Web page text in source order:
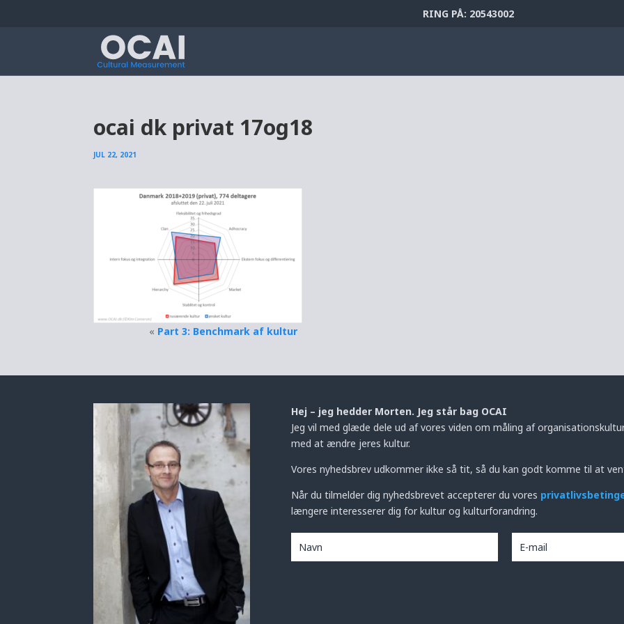
RING PÅ: 20543002
ocai dk privat 17og18
JUL 22, 2021
« Part 3: Benchmark af kultur
Hej – jeg hedder Morten. Jeg står bag OCAI
Jeg vil med glæde dele ud af vores viden om måling af
med at ændre jeres kultur.
Vores nyhedsbrev udkommer ikke så tit, så du kan godt komme til at
Når du tilmelder dig nyhedsbrevet accepterer du vores
længere interesserer dig for kultur og kulturforandring.